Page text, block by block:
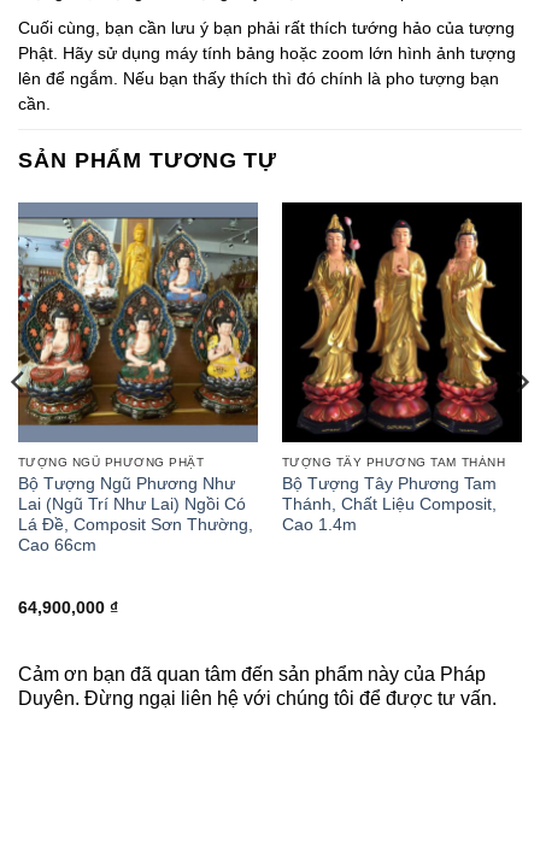
Cuối cùng, bạn cần lưu ý bạn phải rất thích tướng hảo của tượng
Phật. Hãy sử dụng máy tính bảng hoặc zoom lớn hình ảnh tượng
lên để ngắm. Nếu bạn thấy thích thì đó chính là pho tượng bạn
cần.
SẢN PHẨM TƯƠNG TỰ
TƯỢNG NGŨ PHƯƠNG PHẬT
Bộ Tượng Ngũ Phương Như
Lai (Ngũ Trí Như Lai) Ngồi Có
Lá Đề, Composit Sơn Thường,
Cao 66cm
64,900,000 ₫
TƯỢNG TÂY PHƯƠNG TAM THÁNH
Bộ Tượng Tây Phương Tam
Thánh, Chất Liệu Composit,
Cao 1.4m
Cảm ơn bạn đã quan tâm đến sản phẩm này của Pháp
Duyên. Đừng ngại liên hệ với chúng tôi để được tư vấn.